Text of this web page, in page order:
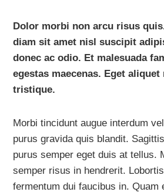
Dolor morbi non arcu risus
diam sit amet nisl suscipit
donec ac odio. Et malesuada
egestas maecenas. Eget
tristique.
Morbi tincidunt augue interdum
purus gravida quis blandit.
purus semper eget duis at tellus.
semper risus in hendrerit.
fermentum dui faucibus in. Quam